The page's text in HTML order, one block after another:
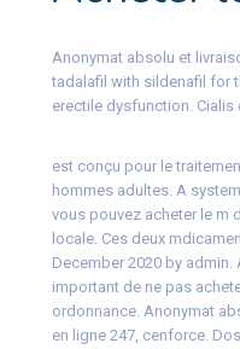
Anonymat absolu et
tadalafil with sildenafil for
erectile dysfunction. Cialis
est conçu pour le
hommes adultes. A
vous pouvez acheter le m
locale. Ces deux
December 2020 by
important de ne pas
ordonnance. Anonymat
en ligne 247, cenforce.